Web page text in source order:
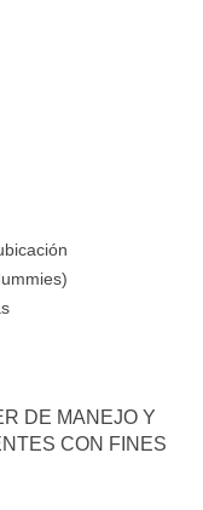
DE MANEJO Y
CON FINES